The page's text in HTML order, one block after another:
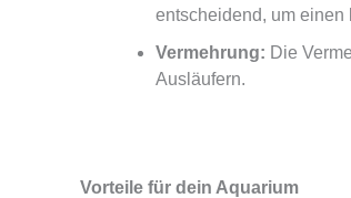
entscheidend, um einen
Vermehrung: Die
Ausläufern.
Vorteile für dein Aquarium